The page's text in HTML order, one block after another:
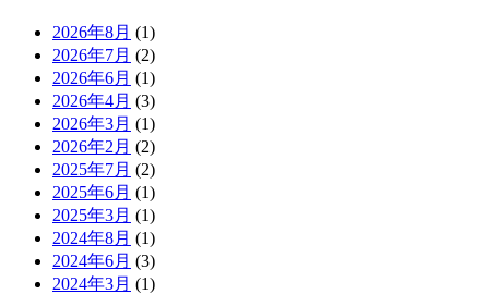
2026年8月 (1)
2026年7月 (2)
2026年6月 (1)
2026年4月 (3)
2026年3月 (1)
2026年2月 (2)
2025年7月 (2)
2025年6月 (1)
2025年3月 (1)
2024年8月 (1)
2024年6月 (3)
2024年3月 (1)